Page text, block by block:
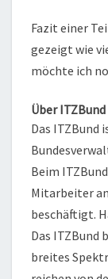
Fazit einer
gezeigt wie
möchte ich
Über ITZBund
Das
Beim
Mitarbeiter
beschäftigt.
Das ITZBund
breites